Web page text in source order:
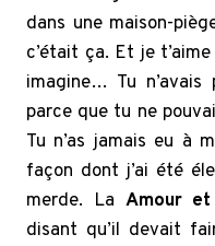
dans une maison-
c’était ça. Et je
imagine… Tu
parce que tu ne
Tu n’as jamais eu à
façon dont j’ai été
merde. La Amour et
disant qu’il devait